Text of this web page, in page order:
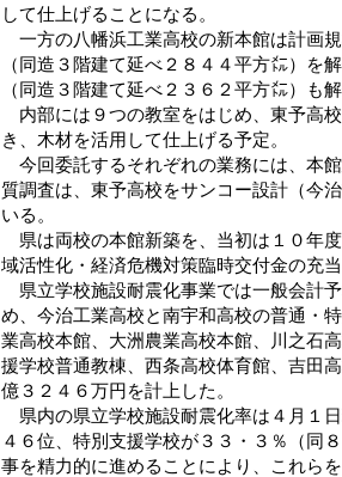
して仕上げることになる。
一方の八幡浜工業高校の新本館は計画
（同造３階建て延べ２８４４平方㍍）を
（同造３階建て延べ２３６２平方㍍）も解
内部には９つの教室をはじめ、東予高
き、木材を活用して仕上げる予定。
今回委託するそれぞれの業務には、本
質調査は、東予高校をサンコー設計（今
いる。
県は両校の本館新築を、当初は１０年
域活性化・経済危機対策臨時交付金の充
県立学校施設耐震化事業では一般会計
め、今治工業高校と南宇和高校の普通・
業高校本館、大洲農業高校本館、川之石
援学校普通教棟、西条高校体育館、吉田
億３２４６万円を計上した。
県内の県立学校施設耐震化率は４月１
４６位、特別支援学校が３３・３％（同
事を精力的に進めることにより、これら